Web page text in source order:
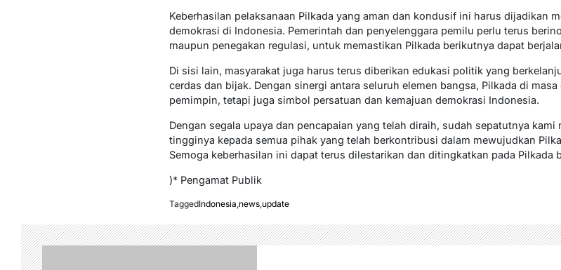
Keberhasilan pelaksanaan Pilkada yang aman dan kondusif ini harus dijadikan
demokrasi di Indonesia. Pemerintah dan penyelenggara pemilu perlu terus
maupun penegakan regulasi, untuk memastikan Pilkada berikutnya dapat
Di sisi lain, masyarakat juga harus terus diberikan edukasi politik yang
cerdas dan bijak. Dengan sinergi antara seluruh elemen bangsa, Pilkada di
pemimpin, tetapi juga simbol persatuan dan kemajuan demokrasi Indonesia.
Dengan segala upaya dan pencapaian yang telah diraih, sudah sepatutnya
tingginya kepada semua pihak yang telah berkontribusi dalam mewujudkan
Semoga keberhasilan ini dapat terus dilestarikan dan ditingkatkan pada Pilkada
)* Pengamat Publik
TaggedIndonesia news, update